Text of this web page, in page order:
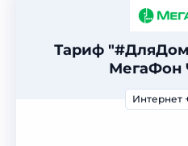
Тариф
МегаФон
Интернет